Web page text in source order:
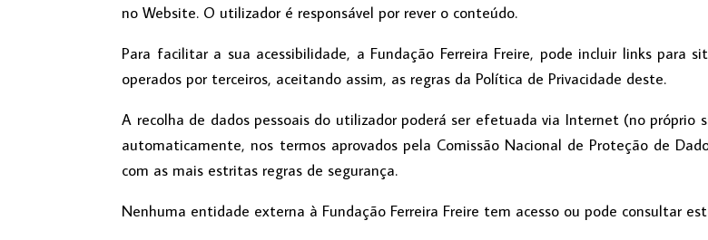
no Website. O utilizador é responsável por rever o conteúdo.
Para facilitar a sua acessibilidade, a Fundação Ferreira Freire, pode incluir links para
operados por terceiros, aceitando assim, as regras da Política de Privacidade deste.
A recolha de dados pessoais do utilizador poderá ser efetuada via Internet (no próprio
automaticamente, nos termos aprovados pela Comissão Nacional de Proteção de
com as mais estritas regras de segurança.
Nenhuma entidade externa à Fundação Ferreira Freire tem acesso ou pode consultar